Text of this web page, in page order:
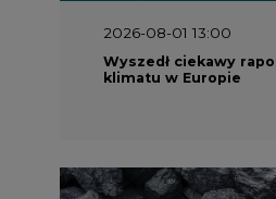
2026-08-01 13:00
Wyszedł ciekawy
klimatu w Europie